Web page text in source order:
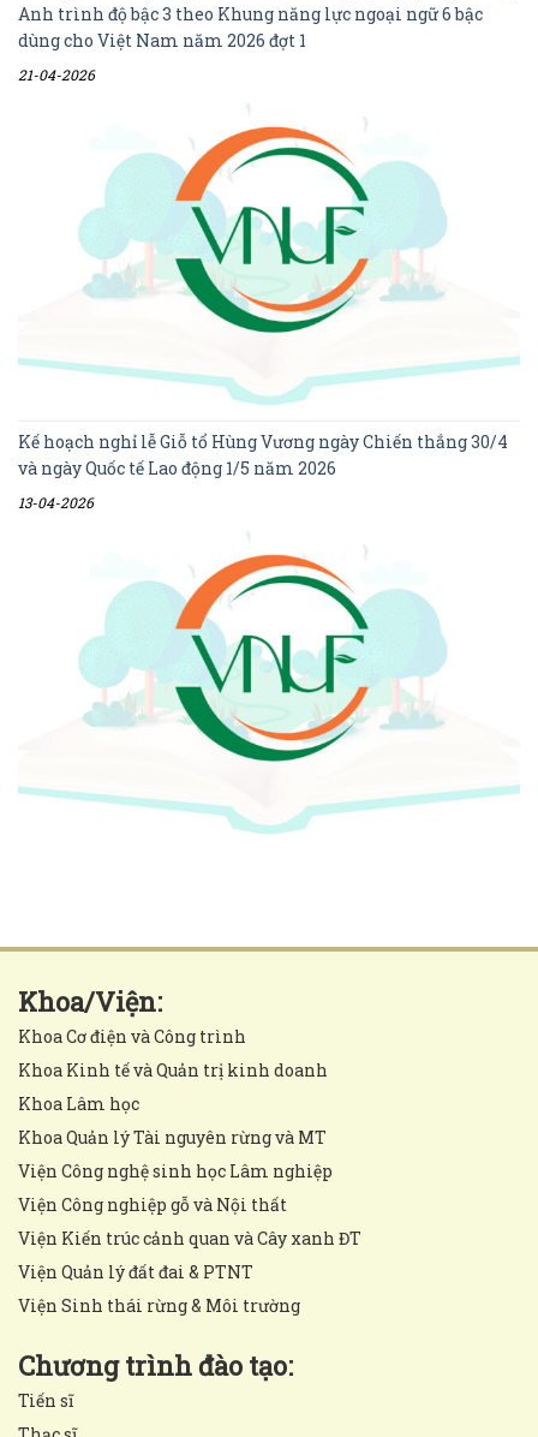
Anh trình độ bậc 3 theo Khung năng lực ngoại ngữ 6 bậc
dùng cho Việt Nam năm 2026 đợt 1
21-04-2026
Kế hoạch nghỉ lễ Giỗ tổ Hùng Vương ngày Chiến thắng 30/4
và ngày Quốc tế Lao động 1/5 năm 2026
13-04-2026
Khoa/Viện:
Khoa Cơ điện và Công trình
Khoa Kinh tế và Quản trị kinh doanh
Khoa Lâm học
Khoa Quản lý Tài nguyên rừng và MT
Viện Công nghệ sinh học Lâm nghiệp
Viện Công nghiệp gỗ và Nội thất
Viện Kiến trúc cảnh quan và Cây xanh ĐT
Viện Quản lý đất đai & PTNT
Viện Sinh thái rừng & Môi trường
Chương trình đào tạo:
Tiến sĩ